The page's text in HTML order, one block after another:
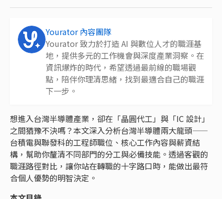
Yourator 內容團隊
Yourator 致力於打造 AI 與數位人才的職涯基
地，提供多元的工作機會與深度產業洞察。在
資訊爆炸的時代，希望透過最前線的職場觀
點，陪伴你理清思緒，找到最適合自己的職涯
下一步。
想進入台灣半導體產業，卻在「晶圓代工」與「IC 設計」
之間猶豫不決嗎？本文深入分析台灣半導體兩大龍頭——
台積電與聯發科的工程師職位、核心工作內容與薪資結
構，幫助你釐清不同部門的分工與必備技能。透過客觀的
職涯路徑對比，讓你站在轉職的十字路口時，能做出最符
合個人優勢的明智決定。